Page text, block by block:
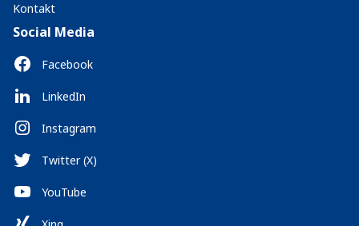
Kontakt
Social Media
Facebook
LinkedIn
Instagram
Twitter (X)
YouTube